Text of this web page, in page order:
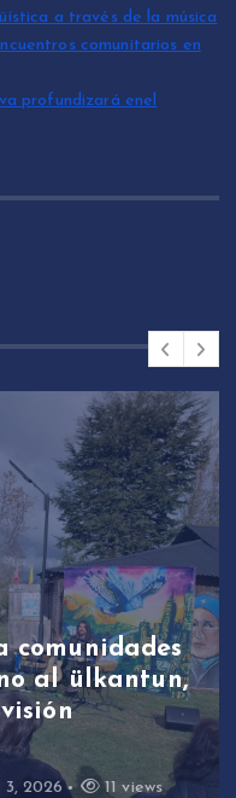
a través de la música
comunitarios en
profundizará enel
categoría
Tripantü y
de
en
revitalización
de la música
Fernando Catalán